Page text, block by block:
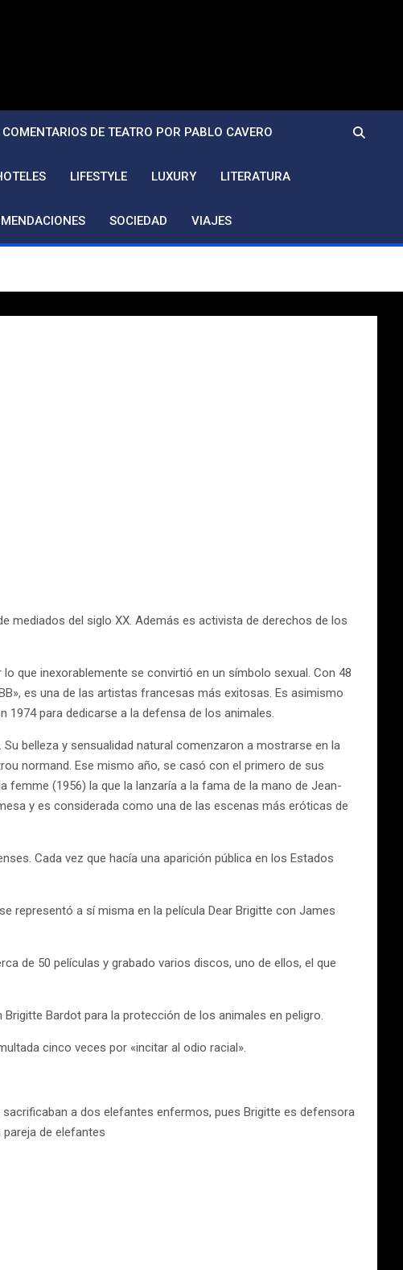
COMENTARIOS DE TEATRO POR PABLO CAVERO
LIFESTYLE LUXURY LITERATURA
SOCIEDAD VIAJES
mediados del siglo XX. Además es activista de derechos de los
que inexorablemente se convirtió en un símbolo sexual. Con 48
es una de las artistas francesas más exitosas. Es asimismo
para dedicarse a la defensa de los animales.
belleza y sensualidad natural comenzaron a mostrarse en la
normand. Ese mismo año, se casó con el primero de sus
femme (1956) la que la lanzaría a la fama de la mano de Jean-
y es considerada como una de las escenas más eróticas de
Cada vez que hacía una aparición pública en los Estados
representó a sí misma en la película Dear Brigitte con James
de 50 películas y grabado varios discos, uno de ellos, el que
Bardot para la protección de los animales en peligro.
cinco veces por «incitar al odio racial».
a dos elefantes enfermos, pues Brigitte es defensora
de elefantes